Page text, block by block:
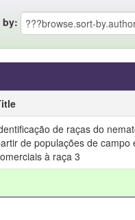
by:
de raças do
de populações de
à raça 3